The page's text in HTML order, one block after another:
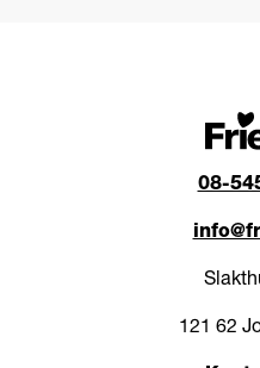
08-
121 62